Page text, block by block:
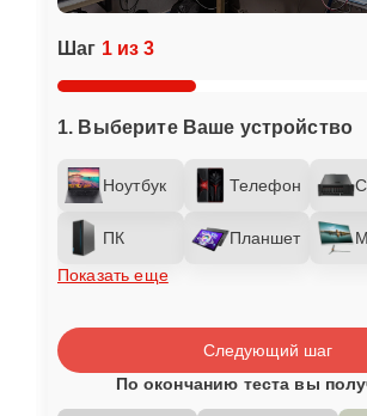
Шаг 1 из 3
1. Выберите Ваше устройство
Ноутбук Телефон
ПК Планшет
Показать еще
Следующий шаг
По окончанию теста вы